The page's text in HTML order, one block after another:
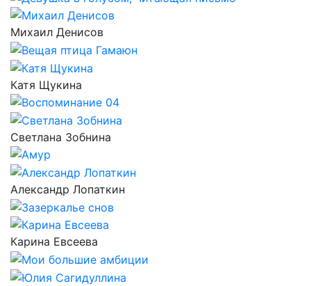
Михаил Денисов
Катя Щукина
Светлана Зобнина
Александр Лопаткин
Карина Евсеева